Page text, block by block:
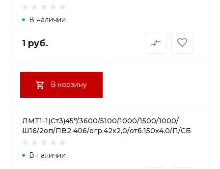
В наличии
1 руб.
В корзину
ЛМТ1-1(Ст3)45°/3600/5100/1000/1500/1000/
Ш16/2оп/ПВ2 406/огр.42х2,0/отб.150х4,0/П/СБ
В наличии